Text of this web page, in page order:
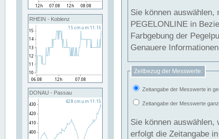
RHEIN - Koblenz
DONAU - Passau
Sie können
PEGELONLINE in Beziehung
Farbgebung der
Genauere
Zeitbezug der Messwerte:
Zeitangabe der Messwerte in
Zeitangabe der Messwerte
Sie können auswählen,
erfolgt die Zeitangabe